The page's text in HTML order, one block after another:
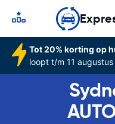
Tot 20% korting op
loopt t/m 11